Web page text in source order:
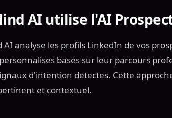
AI utilise l'AI
AI analyse les profils LinkedIn de vos
bases sur leur parcours
d'intention detectes. Cette
et contextuel.